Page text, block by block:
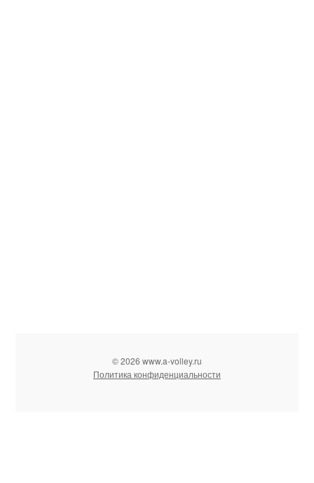
© 2026 www.a-volley.ru
Политика конфиденциальности